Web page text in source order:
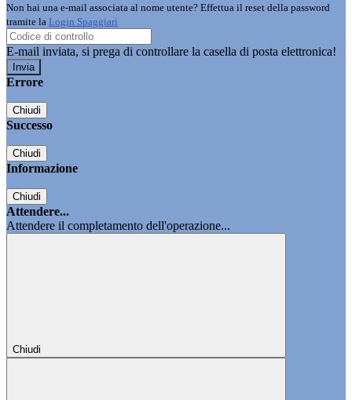
Non hai una e-mail associata al nome utente? Effettua il reset della password
tramite la Login Spaggiari
E-mail inviata, si prega di controllare la casella di posta elettronica!
Errore
Chiudi
Successo
Chiudi
Informazione
Chiudi
Attendere...
Attendere il completamento dell'operazione...
Chiudi